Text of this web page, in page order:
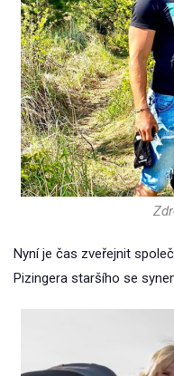
Nyní je čas zveřejnit
Pizingera staršího se